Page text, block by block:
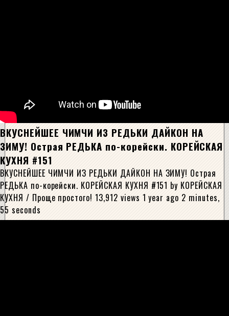
ВКУСНЕЙШЕЕ ЧИМЧИ ИЗ РЕДЬКИ ДАЙКОН НА
ЗИМУ! Острая РЕДЬКА по-корейски. КОРЕЙСКАЯ
КУХНЯ #151
ВКУСНЕЙШЕЕ ЧИМЧИ ИЗ РЕДЬКИ ДАЙКОН НА ЗИМУ! Острая
РЕДЬКА по-корейски. КОРЕЙСКАЯ КУХНЯ #151 by КОРЕЙСКАЯ
КУХНЯ / Проще простого! 13,912 views 1 year ago 2 minutes,
55 seconds